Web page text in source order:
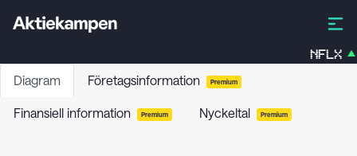
NFLX
Diagram Företagsinformation Premium
Finansiell information Premium Nyckeltal Premium